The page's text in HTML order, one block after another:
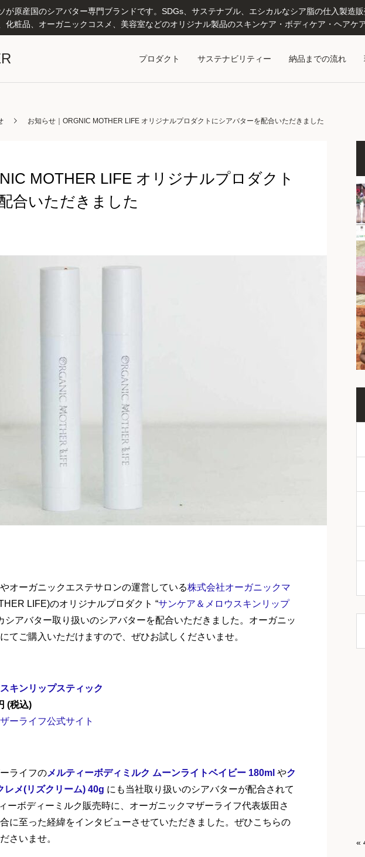
が原産国のシアバター専門ブランドです。SDGs、サステナブル、エシカルなシア脂の仕入製造
化粧品、オーガニックコスメ、美容室などのオリジナル製品のスキンケア・ボディケア・ヘアケ
プロダクト サステナビリティー 納品までの流れ
お知らせ｜ORGNIC MOTHER LIFE オリジナルプロダクトにシアバターを配合いただきました
MOTHER LIFE オリジナルプロダクト
合いただきました
オーガニックエステサロンの運営している株式会社オーガニックマ
LIFE)のオリジナルプロダクト “サンケア＆メロウスキンリップ
シアバター取り扱いのシアバターを配合いただきました。オーガニッ
てご購入いただけますので、ぜひお試しくださいませ。
キンリップスティック
(税込)
ーライフ公式サイト
ライフのメルティーボディミルク ムーンライトベイビー 180ml やク
レメ(リズクリーム) 40g にも当社取り扱いのシアバターが配合されて
ーボディーミルク販売時に、オーガニックマザーライフ代表坂田さ
に至った経緯をインタビューさせていただきました。ぜひこちらの
さいませ。 «